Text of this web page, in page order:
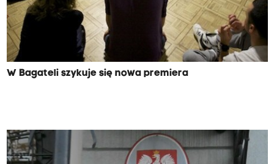
W Bagateli szykuje się nowa premiera